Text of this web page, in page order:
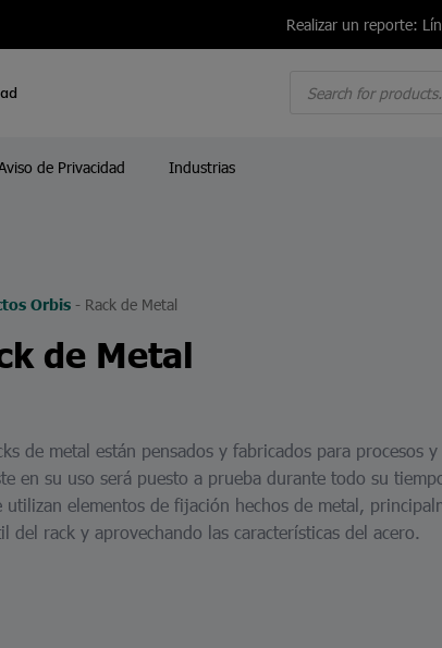
Realizar un reporte:
search
de Privacidad Industrias
Orbis - Rack de Metal
de Metal
de metal están pensados y fabricados para procesos
en su uso será puesto a prueba durante todo su
utilizan elementos de fijación hechos de metal,
del rack y aprovechando las características del acero.